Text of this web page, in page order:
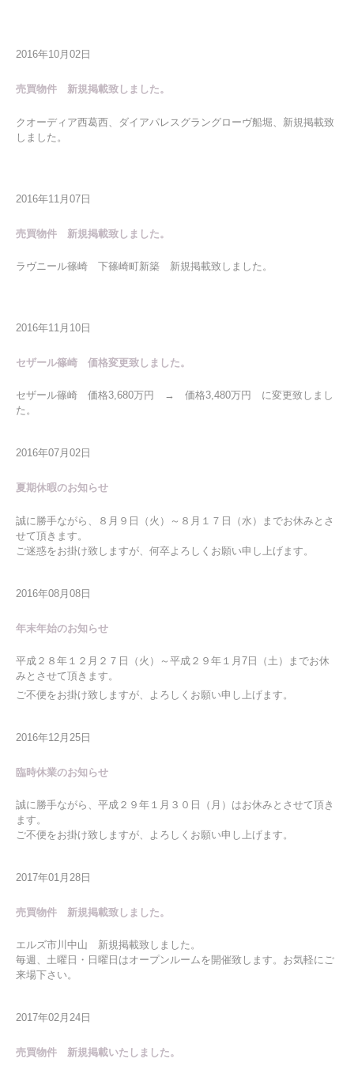
2016年10月02日
売買物件 新規掲載致しました。
クオーディア西葛西、ダイアパレスグラングローヴ船堀、新規掲載致
しました。
2016年11月07日
売買物件 新規掲載致しました。
ラヴニール篠崎 下篠崎町新築 新規掲載致しました。
2016年11月10日
セザール篠崎 価格変更致しました。
セザール篠崎 価格3,680万円 → 価格3,480万円 に変更致しまし
た。
2016年07月02日
夏期休暇のお知らせ
誠に勝手ながら、８月９日（火）～８月１７日（水）までお休みとさ
せて頂きます。
ご迷惑をお掛け致しますが、何卒よろしくお願い申し上げます。
2016年08月08日
年末年始のお知らせ
平成２８年１２月２７日（火）～平成２９年１月7日（土）までお休
みとさせて頂きます。
ご不便をお掛け致しますが、よろしくお願い申し上げます。
2016年12月25日
臨時休業のお知らせ
誠に勝手ながら、平成２９年１月３０日（月）はお休みとさせて頂き
ます。
ご不便をお掛け致しますが、よろしくお願い申し上げます。
2017年01月28日
売買物件 新規掲載致しました。
エルズ市川中山 新規掲載致しました。
毎週、土曜日・日曜日はオープンルームを開催致します。お気軽にご
来場下さい。
2017年02月24日
売買物件 新規掲載いたしました。